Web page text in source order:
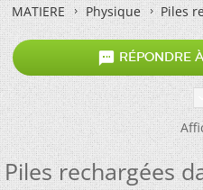
MATIERE
Physique Piles
 RÉPONDRE
Piles rechargées